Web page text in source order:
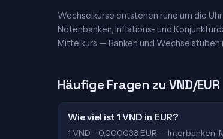
Wechselkurse entstehen rund um die
Notenbanken, Inflations- und
Mittelkurs — Banken und
Häufige Fragen zu VND/EUR
Wie viel ist 1 VND in EUR?
1 VND = 0,000033 EUR — Interbanken-